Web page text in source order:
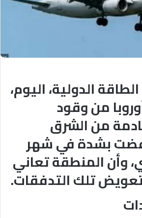
الدولية، اليوم،
من وقود
من الشرق
بشدة في شهر
وأن المنطقة تعاني
تلك التدفقات.